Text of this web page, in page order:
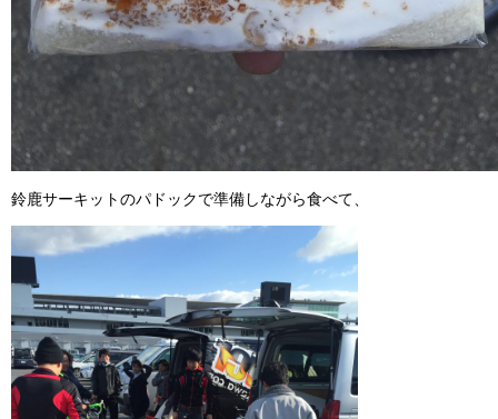
鈴鹿サーキットのパドックで準備しながら食べて、